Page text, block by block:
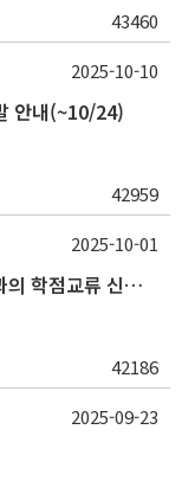
43460
안내(~10/24)
42959
2025-10-10
2025학년도 동계 계절학기 국내 타 대학과의 학점교류 신청 안내
42186
2025-10-01
2025-09-23